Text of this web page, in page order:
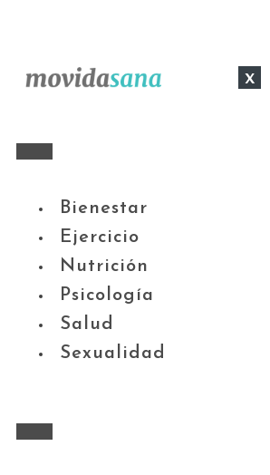
x
Bienestar
Ejercicio
Nutrición
Psicología
Salud
Sexualidad